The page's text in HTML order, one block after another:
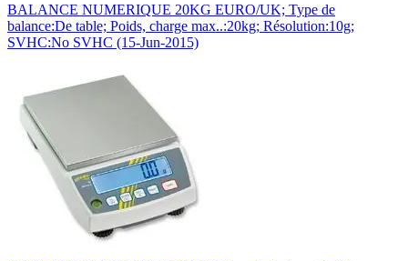
BALANCE NUMERIQUE 20KG EURO/UK; Type de
balance:De table; Poids, charge max..:20kg; Résolution:10g;
SVHC:No SVHC (15-Jun-2015)